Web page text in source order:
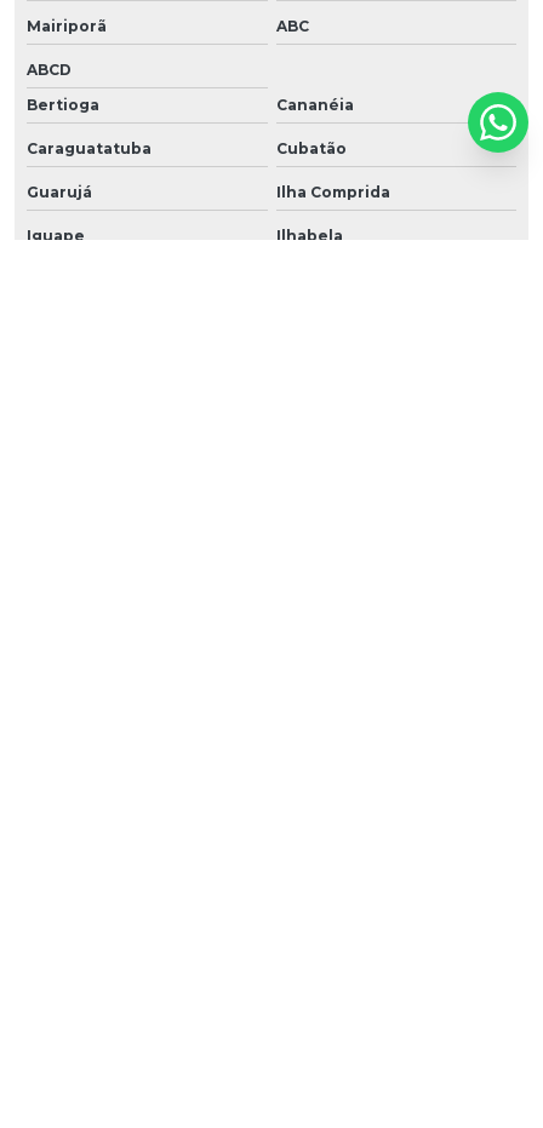
Mairiporã ABC
ABCD
Bertioga
Cananéia
Caraguatatuba Cubatão
Guarujá Ilha Comprida
Iguape Ilhabela